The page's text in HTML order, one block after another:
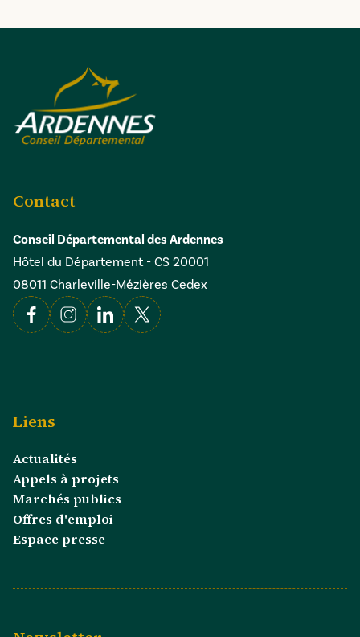
Contact
Conseil Départemental des Ardennes
Hôtel du Département - CS 20001
08011 Charleville-Mézières Cedex
FacebookInstagramLinkedin
X
Liens
Actualités
Appels à projets
Marchés publics
Offres d'emploi
Espace presse